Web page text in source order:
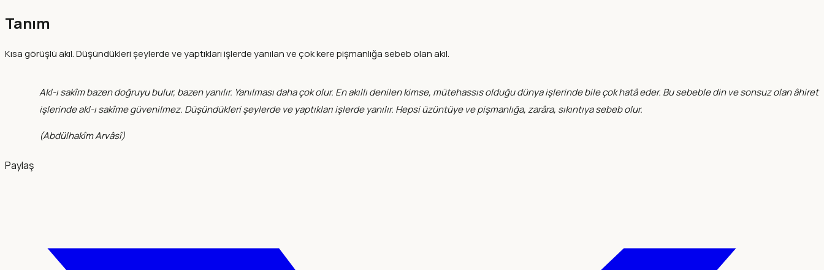
Tanım
Kısa görüşlü akıl. Düşündükleri şeylerde ve yaptıkları işlerde yanılan ve çok kere pişmanlığa sebeb olan akıl.
Akl-ı sakîm bazen doğruyu bulur, bazen yanılır. Yanılması daha çok olur. En akıllı denilen kimse, mütehassıs olduğu dünya işlerinde bile çok hatâ eder. Bu sebeble din ve sonsuz olan âhiret
işlerinde akl-ı sakîme güvenilmez. Düşündükleri şeylerde ve yaptıkları işlerde yanılır. Hepsi üzüntüye ve pişmanlığa, zarâra, sıkıntıya sebeb olur.
(Abdülhakîm Arvâsî)
Paylaş